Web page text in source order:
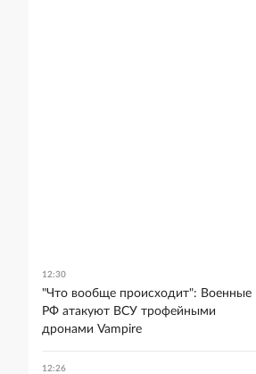
12:30
"Что вообще происходит": Военные
РФ атакуют ВСУ трофейными
дронами Vampire
12:26